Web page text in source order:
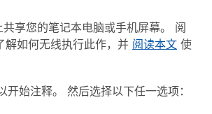
享您的笔记本电脑或手机屏幕。 阅
解如何无线执行此作，并 阅读本文 使
开始注释。 然后选择以下任一选项：